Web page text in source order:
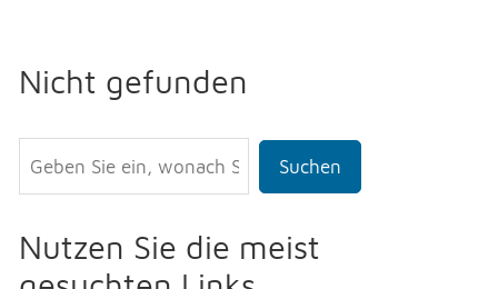
Nicht gefunden
Suchen
Nutzen Sie die meist